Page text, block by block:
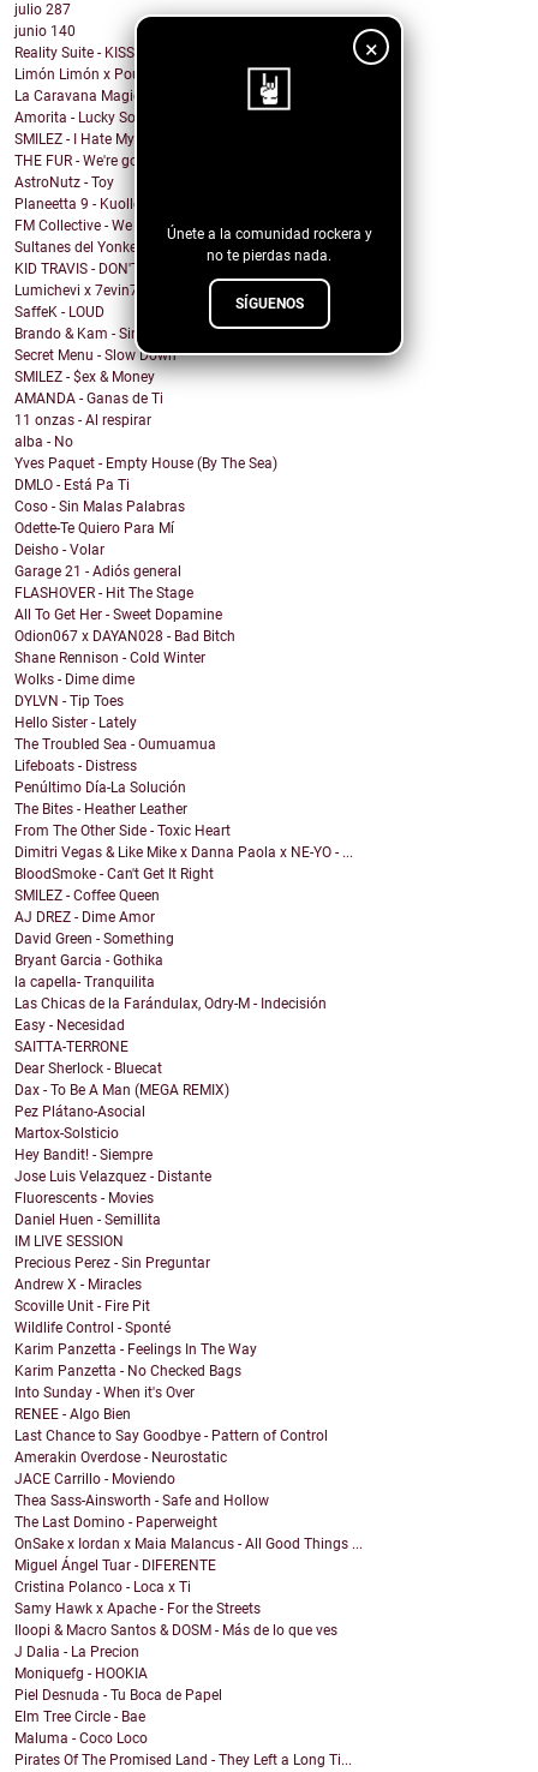
×
Únete a la comunidad rockera y
no te pierdas nada.
SÍGUENOS
julio 287
junio 140
Reality Suite - KISS THE RING
Limón Limón x Poulish Kid - CALL NOW BUY NOW
La Caravana Magica - Todo Se Paga en Esta Vida (fe...
Amorita - Lucky Solita
SMILEZ - I Hate My Ex
THE FUR - We're going under
AstroNutz - Toy
Planeetta 9 - Kuolleet vain muistaa
FM Collective - We Can Roll
Sultanes del Yonke - Pasa El Tiempo
KID TRAVIS - DON'T WANNA WAKE
Lumichevi x 7evin7ins x Clever - Miss You More
SaffeK - LOUD
Brando & Kam - Sin Ti No Soy
Secret Menu - Slow Down
SMILEZ - $ex & Money
AMANDA - Ganas de Ti
11 onzas - Al respirar
alba - No
Yves Paquet - Empty House (By The Sea)
DMLO - Está Pa Ti
Coso - Sin Malas Palabras
Odette-Te Quiero Para Mí
Deisho - Volar
Garage 21 - Adiós general
FLASHOVER - Hit The Stage
All To Get Her - Sweet Dopamine
Odion067 x DAYAN028 - Bad Bitch
Shane Rennison - Cold Winter
Wolks - Dime dime
DYLVN - Tip Toes
Hello Sister - Lately
The Troubled Sea - Oumuamua
Lifeboats - Distress
Penúltimo Día-La Solución
The Bites - Heather Leather
From The Other Side - Toxic Heart
Dimitri Vegas & Like Mike x Danna Paola x NE-YO - ...
BloodSmoke - Can't Get It Right
SMILEZ - Coffee Queen
AJ DREZ - Dime Amor
David Green - Something
Bryant Garcia - Gothika
la capella- Tranquilita
Las Chicas de la Farándulax, Odry-M - Indecisión
Easy - Necesidad
SAITTA-TERRONE
Dear Sherlock - Bluecat
Dax - To Be A Man (MEGA REMIX)
Pez Plátano-Asocial
Martox-Solsticio
Hey Bandit! - Siempre
Jose Luis Velazquez - Distante
Fluorescents - Movies
Daniel Huen - Semillita
IM LIVE SESSION
Precious Perez - Sin Preguntar
Andrew X - Miracles
Scoville Unit - Fire Pit
Wildlife Control - Sponté
Karim Panzetta - Feelings In The Way
Karim Panzetta - No Checked Bags
Into Sunday - When it's Over
RENEE - Algo Bien
Last Chance to Say Goodbye - Pattern of Control
Amerakin Overdose - Neurostatic
JACE Carrillo - Moviendo
Thea Sass-Ainsworth - Safe and Hollow
The Last Domino - Paperweight
OnSake x Iordan x Maia Malancus - All Good Things ...
Miguel Ángel Tuar - DIFERENTE
Cristina Polanco - Loca x Ti
Samy Hawk x Apache - For the Streets
Iloopi & Macro Santos & DOSM - Más de lo que ves
J Dalia - La Precion
Moniquefg - HOOKIA
Piel Desnuda - Tu Boca de Papel
Elm Tree Circle - Bae
Maluma - Coco Loco
Pirates Of The Promised Land - They Left a Long Ti...